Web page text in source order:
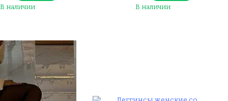
В наличии В наличии